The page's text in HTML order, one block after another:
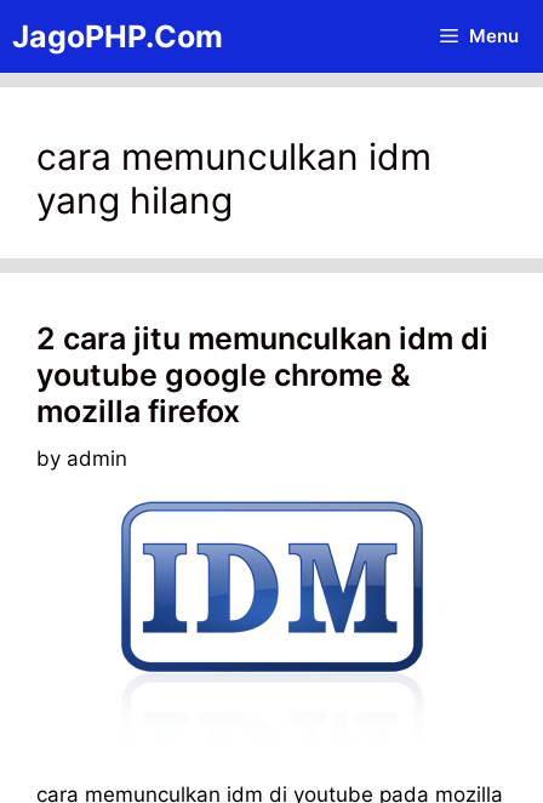
to
content
JagoPHP.Com Menu
cara memunculkan idm
yang hilang
2 cara jitu memunculkan idm di
youtube google chrome &
mozilla firefox
by admin
cara memunculkan idm di youtube pada mozilla